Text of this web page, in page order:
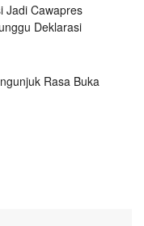
Jadi Cawapres
Deklarasi
Rasa Buka